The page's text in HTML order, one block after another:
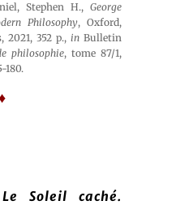
Stephen H., George
Philosophy, Oxford,
2021, 352 p., inBulletin
philosophie, tome 87/1,
180.
Le Soleil caché.